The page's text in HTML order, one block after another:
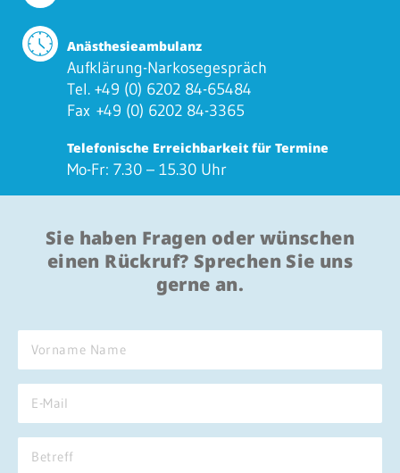
Anästhesieambulanz
Aufklärung-Narkosegespräch
Tel. +49 (0) 6202 84-65484
Fax +49 (0) 6202 84-3365
Telefonische Erreichbarkeit für Termine
Mo-Fr: 7.30 – 15.30 Uhr
Sie haben Fragen oder wünschen
einen Rückruf? Sprechen Sie uns
gerne an.